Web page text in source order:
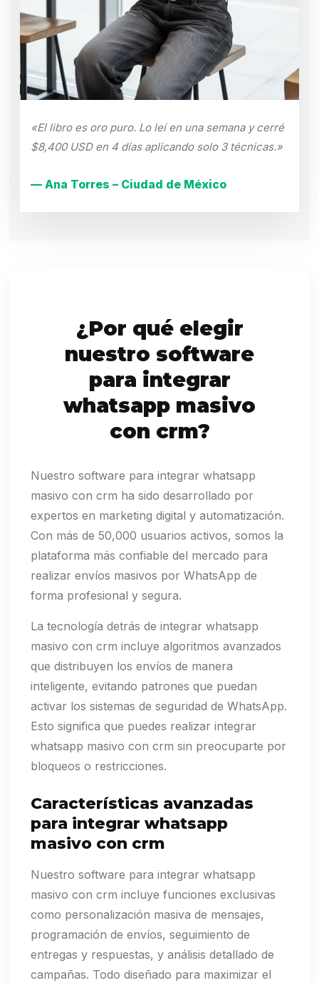
«El libro es oro puro. Lo leí en una semana y cerré
$8,400 USD en 4 días aplicando solo 3 técnicas.»
— Ana Torres – Ciudad de México
¿Por qué elegir
nuestro software
para integrar
whatsapp masivo
con crm?
Nuestro software para integrar whatsapp
masivo con crm ha sido desarrollado por
expertos en marketing digital y automatización.
Con más de 50,000 usuarios activos, somos la
plataforma más confiable del mercado para
realizar envíos masivos por WhatsApp de
forma profesional y segura.
La tecnología detrás de integrar whatsapp
masivo con crm incluye algoritmos avanzados
que distribuyen los envíos de manera
inteligente, evitando patrones que puedan
activar los sistemas de seguridad de WhatsApp.
Esto significa que puedes realizar integrar
whatsapp masivo con crm sin preocuparte por
bloqueos o restricciones.
Características avanzadas
para integrar whatsapp
masivo con crm
Nuestro software para integrar whatsapp
masivo con crm incluye funciones exclusivas
como personalización masiva de mensajes,
programación de envíos, seguimiento de
entregas y respuestas, y análisis detallado de
campañas. Todo diseñado para maximizar el